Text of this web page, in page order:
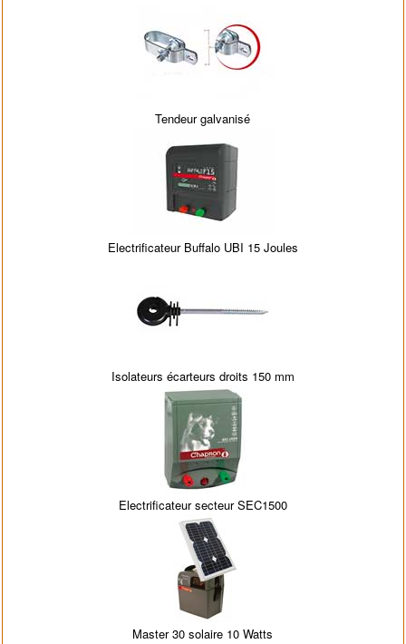
Tendeur galvanisé
Electrificateur Buffalo UBI 15 Joules
Isolateurs écarteurs droits 150 mm
Electrificateur secteur SEC1500
Master 30 solaire 10 Watts